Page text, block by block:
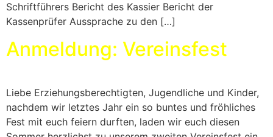
Schriftführers Bericht des Kassier Bericht der
Kassenprüfer Aussprache zu den […]
Anmeldung: Vereinsfest
Liebe Erziehungsberechtigten, Jugendliche und Kinder,
nachdem wir letztes Jahr ein so buntes und fröhliches
Fest mit euch feiern durften, laden wir euch diesen